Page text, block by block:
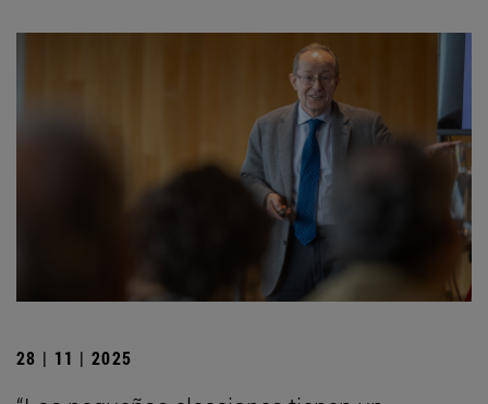
28 | 11 | 2025